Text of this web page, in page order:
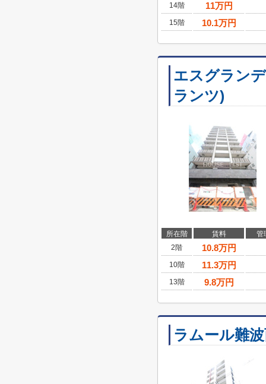
14階 11万円
15階 10.1万円
エスグラン
ランツ)
所在階 賃料
管
2階
10.8万円
10階 11.3万円
13階 9.8万円
ラムール難